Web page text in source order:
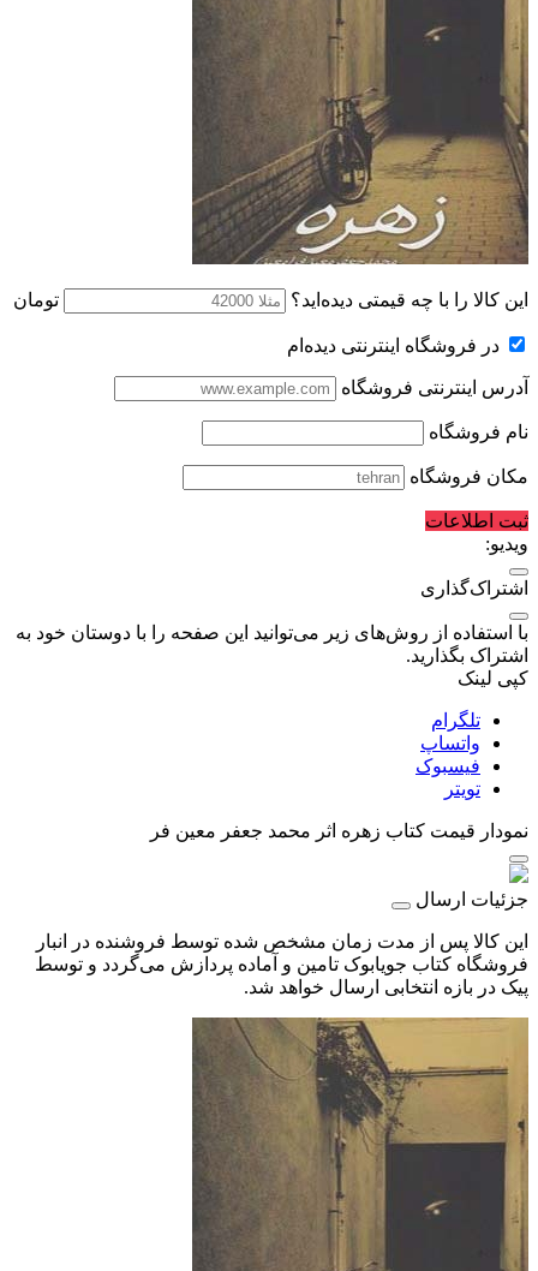
این کالا را با چه قیمتی دیده‌اید؟ تومان
در فروشگاه اینترنتی دیده‌ام
آدرس اینترنتی فروشگاه
نام فروشگاه
مکان فروشگاه
ثبت اطلاعات
ویدیو:
اشتراک‌گذاری
با استفاده از روش‌های زیر می‌توانید این صفحه را با دوستان خود به
اشتراک بگذارید.
کپی لینک
تلگرام
واتساپ
فیسبوک
تویتر
نمودار قیمت کتاب زهره اثر محمد جعفر معین فر
جزئیات ارسال
این کالا پس از مدت زمان مشخص شده توسط فروشنده در انبار
فروشگاه کتاب جویابوک تامین و آماده پردازش می‌گردد و توسط
پیک در بازه انتخابی ارسال خواهد شد.